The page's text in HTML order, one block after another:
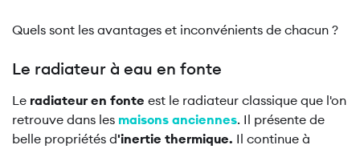
Quels sont les avantages et inconvénients de chacun ?
Le radiateur à eau en fonte
Le radiateur en fonte est le radiateur classique que l'on
retrouve dans les maisons anciennes. Il présente de
belle propriétés d'inertie thermique. Il continue à